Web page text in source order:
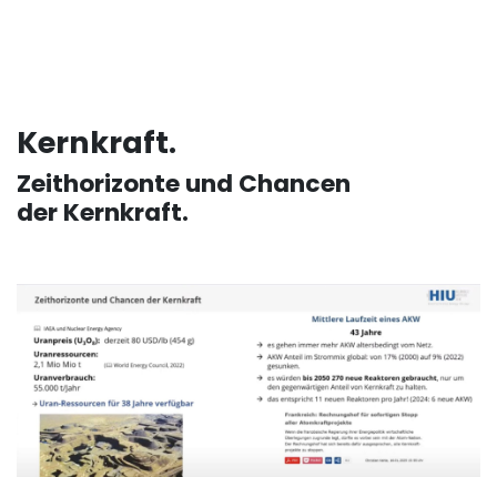
Kernkraft.
Zeithorizonte und Chancen
der Kernkraft.